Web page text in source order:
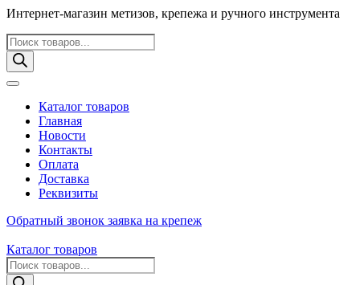
Интернет-магазин метизов, крепежа и ручного инструмента
Поиск
товаров
Каталог товаров
Главная
Новости
Контакты
Оплата
Доставка
Реквизиты
Обратный звонок заявка на крепеж
Каталог товаров
Поиск
товаров